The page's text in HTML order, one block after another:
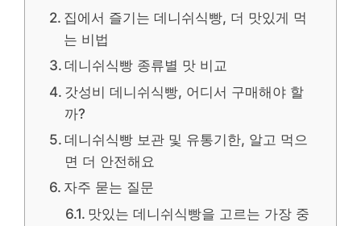
집에서 즐기는 데니쉬식빵, 더 맛있게 먹
는 비법
데니쉬식빵 종류별 맛 비교
갓성비 데니쉬식빵, 어디서 구매해야 할
까?
데니쉬식빵 보관 및 유통기한, 알고 먹으
면 더 안전해요
자주 묻는 질문
맛있는 데니쉬식빵을 고르는 가장 중